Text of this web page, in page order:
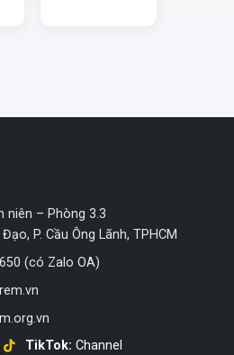
niên – Phòng 3.3
P. Cầu Ông Lãnh, TPHCM
(có Zalo OA)
TikTok: Channel